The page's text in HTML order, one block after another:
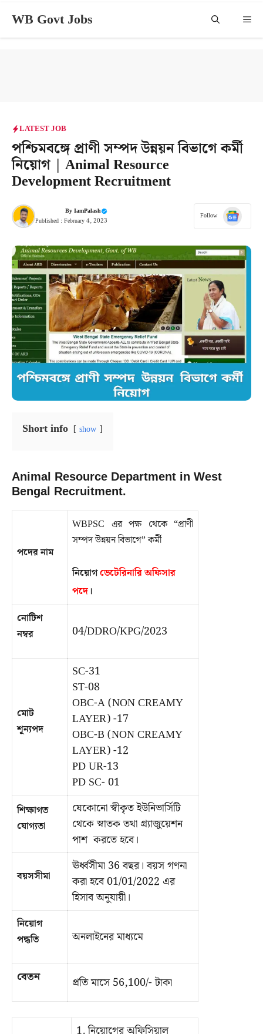
content
WB Govt Jobs
LATEST JOB​
পশ্চিমবঙ্গে প্রাণী সম্পদ উন্নয়ন বিভাগে কর্মী
নিয়োগ | Animal Resource
Development Recruitment
ByIamPalash
Published :February 4, 2023
Follow
Short info show
Animal Resource Department in West
Bengal Recruitment.
পদের নাম
WBPSC এর পক্ষ থেকে “প্রাণী
সম্পদ উন্নয়ন বিভাগে” কর্মী
নিয়োগভেটেরিনারি অফিসার
পদে।
নোটিশ
নম্বর
04/DDRO/KPG/2023
মোট
শূন্যপদ
SC-31
ST-08
OBC-A (NON CREAMY
LAYER) -17
OBC-B (NON CREAMY
LAYER) -12
PD UR-13
PD SC- 01
শিক্ষাগত
যোগ্যতা
যেকোনো স্বীকৃত ইউনিভার্সিটি
থেকে স্নাতক তথা গ্র্যাজুয়েশন
পাশ করতে হবে।
বয়সসীমা
ঊর্ধ্বসীমা 36 বছর। বয়স গণনা
করা হবে 01/01/2022 এর
হিসাব অনুযায়ী।
নিয়োগ
পদ্ধতি
অনলাইনের মাধ্যমে
বেতন প্রতি মাসে 56,100/- টাকা
1. নিয়োগের অফিসিয়াল